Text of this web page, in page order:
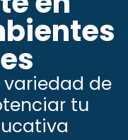
de
tu